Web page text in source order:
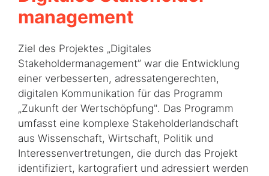
management
Ziel des Projektes „Digitales
Stakeholdermanagement” war die Entwicklung
einer verbesserten, adressatengerechten,
digitalen Kommunikation für das Programm
„Zukunft der Wertschöpfung". Das Programm
umfasst eine komplexe Stakeholderlandschaft
aus Wissenschaft, Wirtschaft, Politik und
Interessenvertretungen, die durch das Projekt
identifiziert, kartografiert und adressiert werden